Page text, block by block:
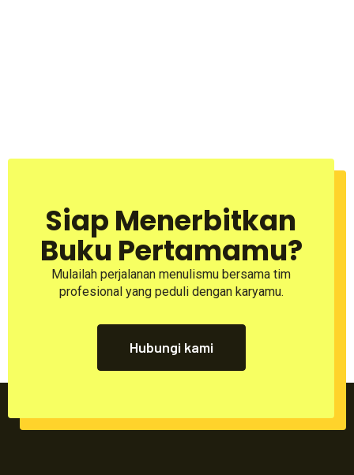
Siap Menerbitkan
Buku Pertamamu?
Mulailah perjalanan menulismu bersama tim
profesional yang peduli dengan karyamu.
Hubungi kami